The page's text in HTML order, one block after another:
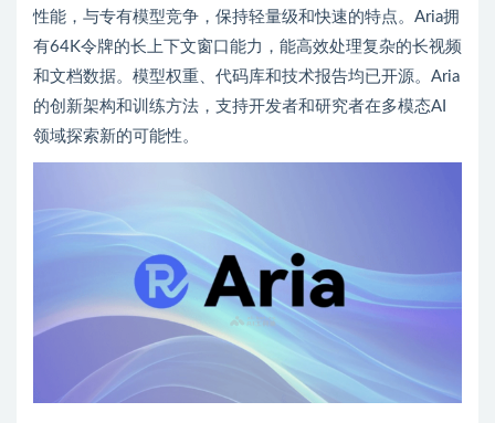
性能，与专有模型竞争，保持轻量级和快速的特点。Aria拥
有64K令牌的长上下文窗口能力，能高效处理复杂的长视频
和文档数据。模型权重、代码库和技术报告均已开源。Aria
的创新架构和训练方法，支持开发者和研究者在多模态AI
领域探索新的可能性。